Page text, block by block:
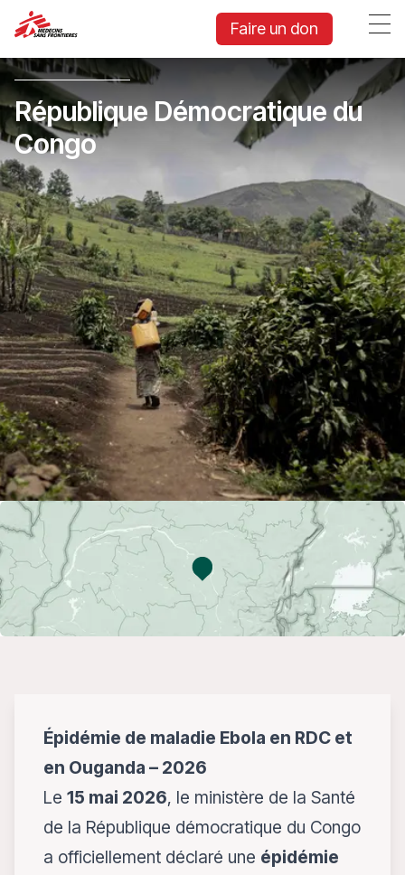
Faire un don
République Démocratique du
Congo
Épidémie de maladie Ebola en RDC et
en Ouganda – 2026
Le 15 mai 2026, le ministère de la Santé
de la République démocratique du Congo
a officiellement déclaré une épidémie